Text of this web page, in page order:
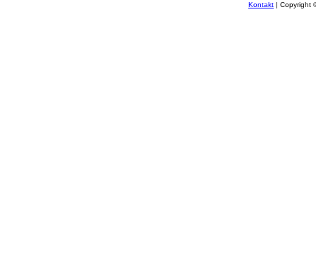
Kontakt | Copyright